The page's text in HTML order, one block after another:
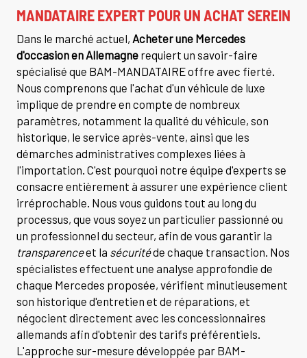
MANDATAIRE EXPERT POUR UN ACHAT SEREIN
Dans le marché actuel, Acheter une Mercedes
d'occasion en Allemagnerequiert un savoir-faire
spécialisé que BAM-MANDATAIRE offre avec fierté.
Nous comprenons que l'achat d'un véhicule de luxe
implique de prendre en compte de nombreux
paramètres, notamment la qualité du véhicule, son
historique, le service après-vente, ainsi que les
démarches administratives complexes liées à
l'importation. C'est pourquoi notre équipe d'experts se
consacre entièrement à assurer une expérience client
irréprochable. Nous vous guidons tout au long du
processus, que vous soyez un particulier passionné ou
un professionnel du secteur, afin de vous garantir la
transparenceet la sécuritéde chaque transaction. Nos
spécialistes effectuent une analyse approfondie de
chaque Mercedes proposée, vérifient minutieusement
son historique d'entretien et de réparations, et
négocient directement avec les concessionnaires
allemands afin d'obtenir des tarifs préférentiels.
L'approche sur-mesure développée par BAM-